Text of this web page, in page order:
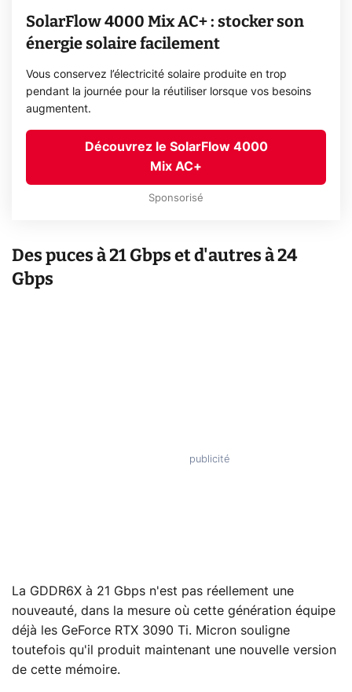
SolarFlow 4000 Mix AC+ : stocker son
énergie solaire facilement
Vous conservez l’électricité solaire produite en trop
pendant la journée pour la réutiliser lorsque vos besoins
augmentent.
Découvrez le SolarFlow 4000
Mix AC+
Sponsorisé
Des puces à 21 Gbps et d'autres à 24
Gbps
La GDDR6X à 21 Gbps n'est pas réellement une
nouveauté, dans la mesure où cette génération équipe
déjà les GeForce RTX 3090 Ti. Micron souligne
toutefois qu'il produit maintenant une nouvelle version
de cette mémoire.